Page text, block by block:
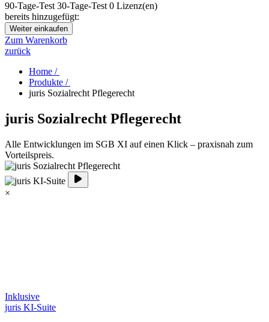
90-Tage-Test 30-Tage-Test 0 Lizenz(en)
bereits hinzugefügt:
Weiter einkaufen
Zum Warenkorb
zurück
Home /
Produkte /
juris Sozialrecht Pflegerecht
juris Sozialrecht Pflegerecht
Alle Entwicklungen im SGB XI auf einen Klick – praxisnah zum
Vorteilspreis.
×
Inklusive
juris KI-Suite